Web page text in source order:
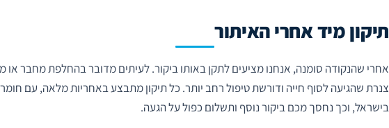
תיקון מיד אחרי האיתור
אחרי שהנקודה סומנה, אנחנו מציעים לתקן באותו ביקור. לעיתים מדובר בהחלפת מחבר או
צנרת שהגיעה לסוף חייה ודורשת טיפול רחב יותר. כל תיקון מתבצע באחריות מלאה, עם
בישראל, וכך נחסך מכם ביקור נוסף ותשלום כפול על הגעה.